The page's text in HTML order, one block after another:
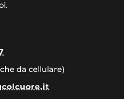
da cellulare)